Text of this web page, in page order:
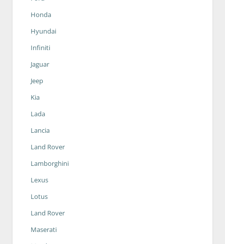
Honda
Hyundai
Infiniti
Jaguar
Jeep
Kia
Lada
Lancia
Land Rover
Lamborghini
Lexus
Lotus
Land Rover
Maserati